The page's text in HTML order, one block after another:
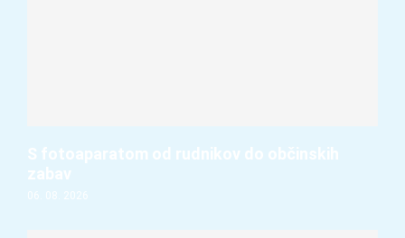
S fotoaparatom od rudnikov do občinskih
zabav
06. 08. 2026